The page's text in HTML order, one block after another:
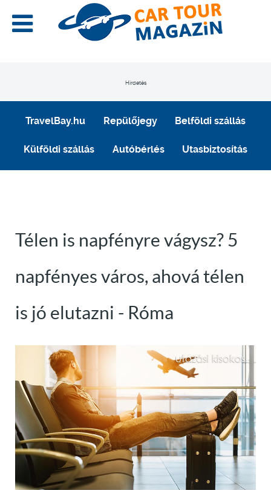
Hirdetés
TravelBay.hu Repülőjegy Belföldi szállás
Külföldi szállás Autóbérlés Utasbiztosítás
Télen is napfényre vágysz? 5
napfényes város, ahová télen
is jó elutazni - Róma